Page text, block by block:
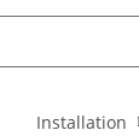
Installation